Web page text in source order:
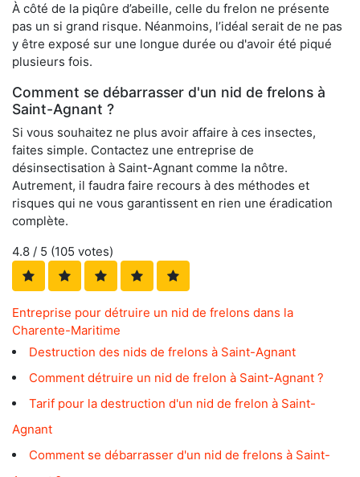
À côté de la piqûre d’abeille, celle du frelon ne présente
pas un si grand risque. Néanmoins, l’idéal serait de ne pas
y être exposé sur une longue durée ou d'avoir été piqué
plusieurs fois.
Comment se débarrasser d'un nid de frelons à
Saint-Agnant ?
Si vous souhaitez ne plus avoir affaire à ces insectes,
faites simple. Contactez une entreprise de
désinsectisation à Saint-Agnant comme la nôtre.
Autrement, il faudra faire recours à des méthodes et
risques qui ne vous garantissent en rien une éradication
complète.
4.8 / 5 (105 votes)
Entreprise pour détruire un nid de frelons dans la
Charente-Maritime
Destruction des nids de frelons à Saint-Agnant
Comment détruire un nid de frelon à Saint-Agnant ?
Tarif pour la destruction d'un nid de frelon à Saint-
Agnant
Comment se débarrasser d'un nid de frelons à Saint-